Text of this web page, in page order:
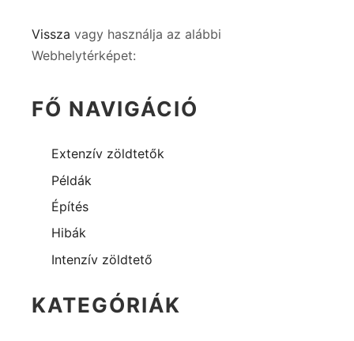
Vissza vagy használja az alábbi
Webhelytérképet:
FŐ NAVIGÁCIÓ
Extenzív zöldtetők
Példák
Építés
Hibák
Intenzív zöldtető
KATEGÓRIÁK